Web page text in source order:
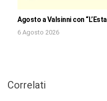
Agosto a Valsinni con
6 Agosto 2026
Correlati